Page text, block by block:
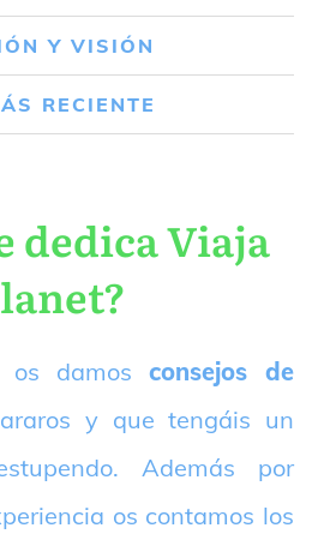
Y VISIÓN
RECIENTE
dedica Viaja
damos consejos de
y que tengáis un
Además por
os contamos los